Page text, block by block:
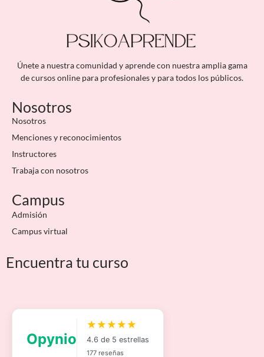
Únete a nuestra comunidad y aprende con nuestra amplia gama
de cursos online para profesionales y para todos los públicos.
Nosotros
Nosotros
Menciones y reconocimientos
Instructores
Trabaja con nosotros
Campus
Admisión
Campus virtual
Encuentra tu curso